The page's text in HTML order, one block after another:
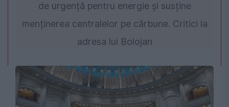
de urgență pentru energie și susține
menținerea centralelor pe cărbune. Critici la
adresa lui Bolojan